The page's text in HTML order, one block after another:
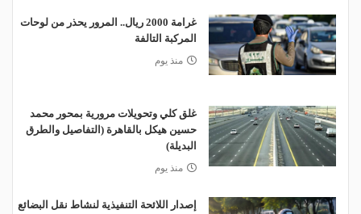
غرامة 2000 ريال.. المرور يحذر من لوحات
المركبة التالفة
منذ يوم
غلق كلي وتحويلات مرورية بمحور محمد
حسين هيكل بالقاهرة (التفاصيل والطرق
البديلة)
منذ يوم
إصدار اللائحة التنفيذية لنشاط نقل البضائع